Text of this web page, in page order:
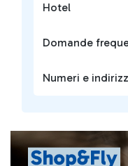
Hotel
Domande
Numeri e